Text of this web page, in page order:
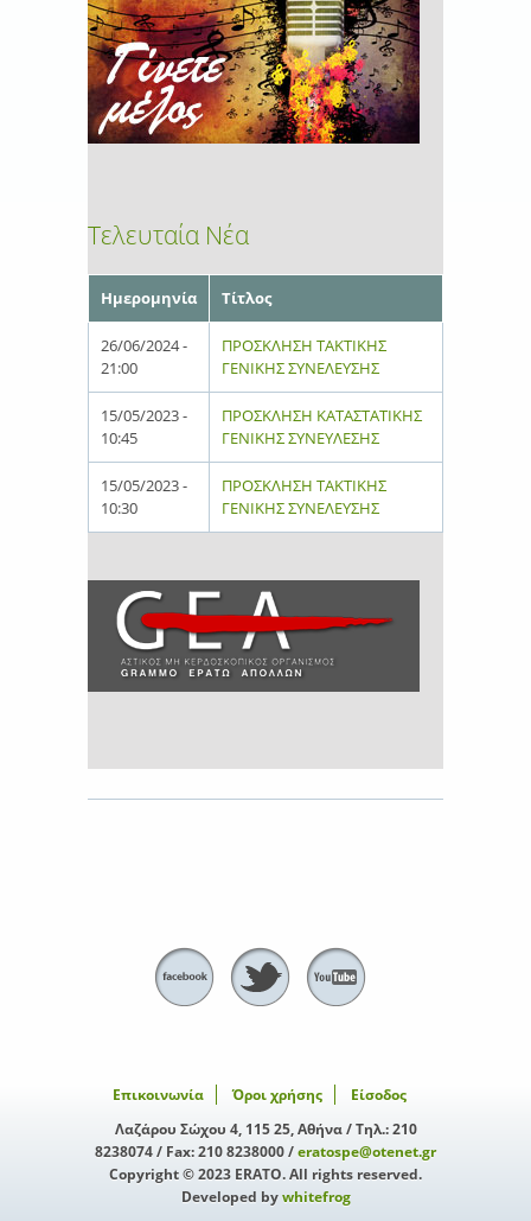
Τελευταία Νέα
Ημερομηνία Τίτλος
26/06/2024 -
21:00
ΠΡΟΣΚΛΗΣΗ ΤΑΚΤΙΚΗΣ
ΓΕΝΙΚΗΣ ΣΥΝΕΛΕΥΣΗΣ
15/05/2023 -
10:45
ΠΡΟΣΚΛΗΣΗ ΚΑΤΑΣΤΑΤΙΚΗΣ
ΓΕΝΙΚΗΣ ΣΥΝΕΥΛΕΣΗΣ
15/05/2023 -
10:30
ΠΡΟΣΚΛΗΣΗ ΤΑΚΤΙΚΗΣ
ΓΕΝΙΚΗΣ ΣΥΝΕΛΕΥΣΗΣ
Επικοινωνία Όροι χρήσης
Είσοδος
Λαζάρου Σώχου 4, 115 25, Αθήνα / Τηλ.: 210
8238074 / Fax: 210 8238000 /eratospe@otenet.gr
Copyright © 2023 ERATO. All rights reserved.
Developed bywhitefrog